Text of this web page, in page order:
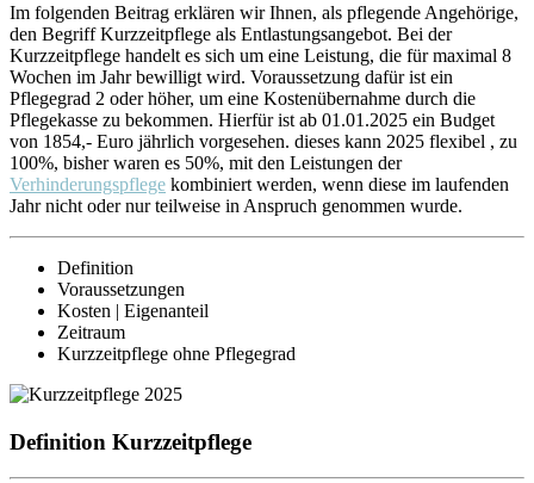
Im folgenden Beitrag erklären wir Ihnen, als pflegende Angehörige,
den Begriff Kurzzeitpflege als Entlastungsangebot. Bei der
Kurzzeitpflege handelt es sich um eine Leistung, die für maximal 8
Wochen im Jahr bewilligt wird. Voraussetzung dafür ist ein
Pflegegrad 2 oder höher, um eine Kostenübernahme durch die
Pflegekasse zu bekommen. Hierfür ist ab 01.01.2025 ein Budget
von 1854,- Euro jährlich vorgesehen. dieses kann 2025 flexibel , zu
100%, bisher waren es 50%, mit den Leistungen der
Verhinderungspflege kombiniert werden, wenn diese im laufenden
Jahr nicht oder nur teilweise in Anspruch genommen wurde.
Definition
Voraussetzungen
Kosten | Eigenanteil
Zeitraum
Kurzzeitpflege ohne Pflegegrad
Definition Kurzzeitpflege